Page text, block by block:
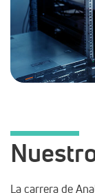
La carrera de